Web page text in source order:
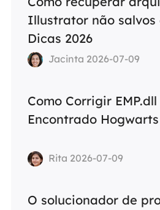
Illustrator não salvos
Dicas 2026
Jacinta 2026-07-09
Como Corrigir
Encontrado
Rita 2026-07-09
O solucionador de